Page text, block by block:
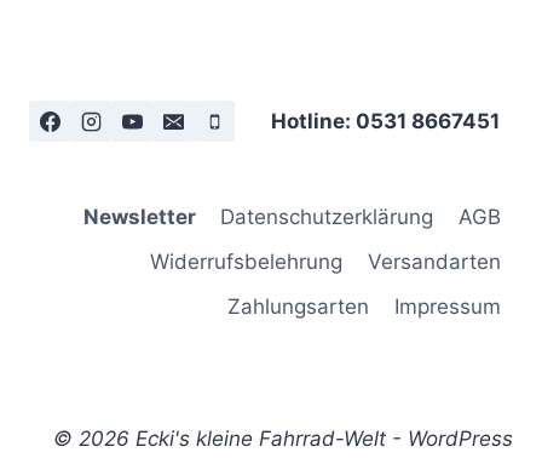
Hotline: 0531 8667451
Newsletter Datenschutzerklärung
AGB
Widerrufsbelehrung
Versandarten
Zahlungsarten
Impressum
© 2026 Ecki's kleine Fahrrad-Welt - WordPress